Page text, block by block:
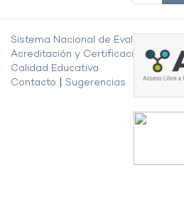
Sistema Nacional de Evaluación,
Acreditación y Certificación de la
Calidad Educativa
Contacto
Sugerencias